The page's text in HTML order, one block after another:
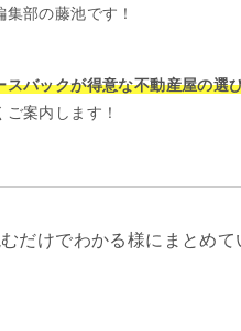
部の藤池です！
スバックが得意な不動産屋の選
案内します！
だけでわかる様にまとめて